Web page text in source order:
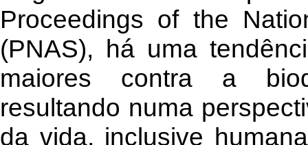
Proceedings of the
(PNAS), há uma
maiores contra a
resultando numa
da vida, inclusive